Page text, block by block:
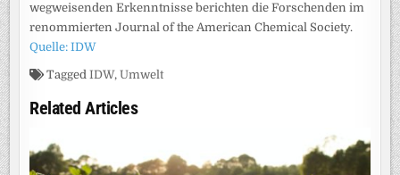
wegweisenden Erkenntnisse berichten die Forschenden im
renommierten Journal of the American Chemical Society.
Quelle: IDW
TaggedIDW,Umwelt
Related Articles